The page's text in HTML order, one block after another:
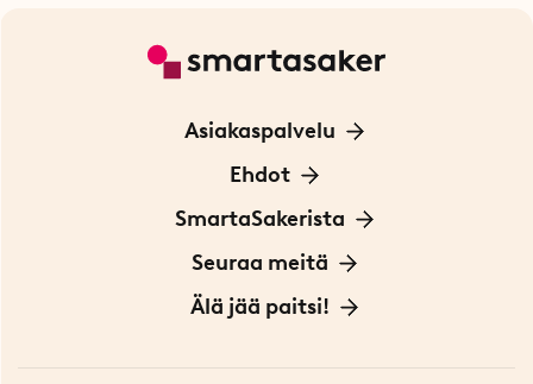
Asiakaspalvelu
Ota yhteyttä
Ehdot
Tietoa evästeistä
Yksityisyydensuoja
Sopimusehdot
SmartaSakerista
Meistä
Myymälä Tukholmassa
Seuraa meitä
Innovaattoriblogi
Älä jää paitsi!